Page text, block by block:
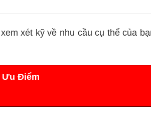
xét kỹ về nhu cầu cụ thể của
Ưu Điểm